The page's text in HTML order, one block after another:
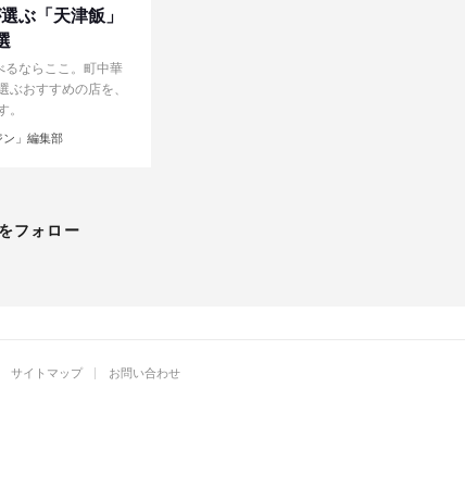
ぶ「天津飯」
るならここ。町中華
ぶおすすめの店を、
。
ン」編集部
フォロー
サイトマップ お問い合わせ